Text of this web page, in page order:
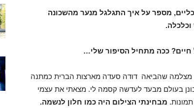
מספר על איך התגלגל מנער מהשכונה
ככה מתחיל הסיפור שלי…
מצלמה שהביאה דודה סעדה מארצות הברית כמתנה
להתבונן בעולם מבעד לעדשה קסמה לי. מצאתי את עצמי
מבחינתי הצילום היה כמו חלון לנשמה.